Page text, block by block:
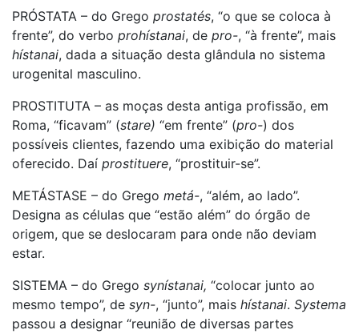
PRÓSTATA – do Grego prostatés, “o que se coloca à
frente”, do verbo prohístanai, de pro-, “à frente”, mais
hístanai, dada a situação desta glândula no sistema
urogenital masculino.
PROSTITUTA – as moças desta antiga profissão, em
Roma, “ficavam” (stare) “em frente” (pro-) dos
possíveis clientes, fazendo uma exibição do material
oferecido. Daí prostituere, “prostituir-se”.
METÁSTASE – do Grego metá-, “além, ao lado”.
Designa as células que “estão além” do órgão de
origem, que se deslocaram para onde não deviam
estar.
SISTEMA – do Grego synístanai, “colocar junto ao
mesmo tempo”, de syn-, “junto”, mais hístanai. Systema
passou a designar “reunião de diversas partes